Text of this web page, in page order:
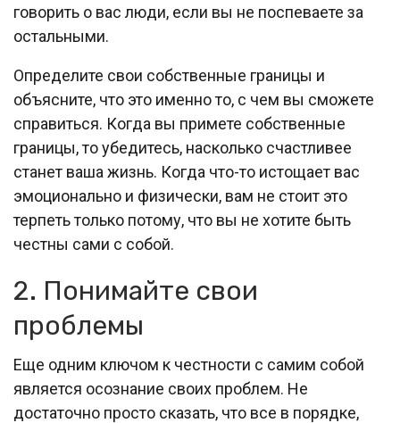
говорить о вас люди, если вы не поспеваете за
остальными.
Определите свои собственные границы и
объясните, что это именно то, с чем вы сможете
справиться. Когда вы примете собственные
границы, то убедитесь, насколько счастливее
станет ваша жизнь. Когда что-то истощает вас
эмоционально и физически, вам не стоит это
терпеть только потому, что вы не хотите быть
честны сами с собой.
2. Понимайте свои
проблемы
Еще одним ключом к честности с самим собой
является осознание своих проблем. Не
достаточно просто сказать, что все в порядке,